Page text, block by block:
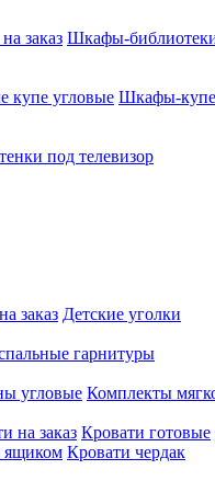
заказ Шкафы-
купе угловые Шкафы-купе
под телевизор
заказ Детские уголки
гарнитуры
угловые Комплекты
на заказ Кровати готовые
ящиком Кровати чердак